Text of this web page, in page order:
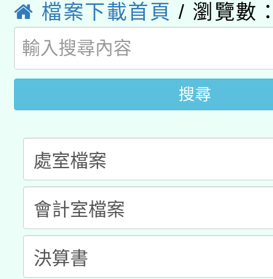
接種之民眾」措施，延
月28日止
用水績優單位及節水達
動」
桃園市孔廟祈福系列
開 智慧啟航」
2026年桃園地景藝術
「2026桃園藝術巡演
關事宜
轉知教育部國民及學前
國立臺灣師範大學辦理
年度健康促進學校輔導
業成長研習」實施計畫
函轉國家教育研究院中
原住民族教育政策研討
族教育國際趨勢與發展
轉知教育部國民及學前
新北市政府教育局辦理
師專業成長研習實施計
方素養工作坊新北場」
函轉國立臺灣師範大學
族語言臺北學習中心
「族語學習班」招生簡
轉知有關國立成功大學
文教學共融平台-教案
件」活動簡章
教育部國民及學前教育
年度COVID-19疫苗接
檔案下載首頁 / 瀏覽數
搜尋